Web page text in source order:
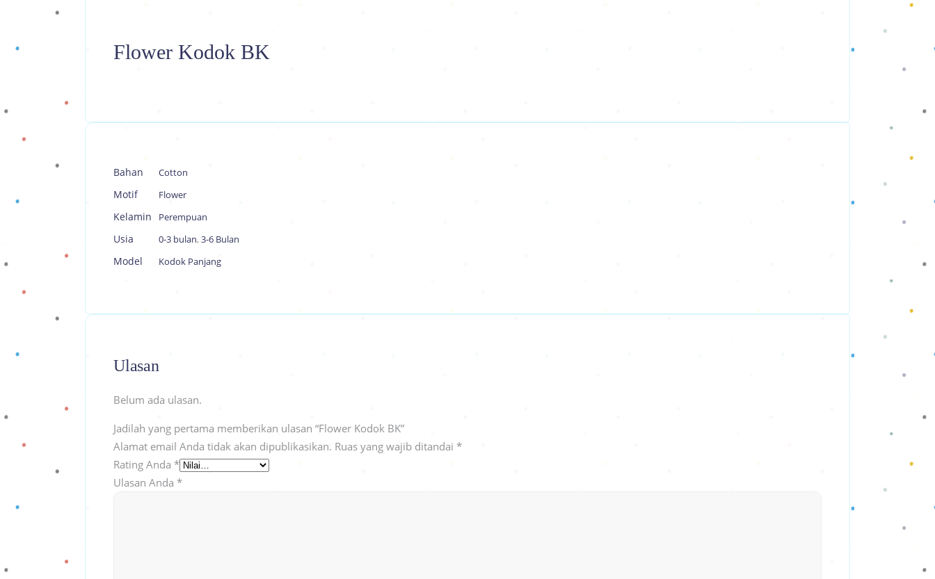
Flower Kodok BK
Bahan Cotton
Motif Flower
Kelamin Perempuan
Usia 0-3 bulan, 3-6 Bulan
Model Kodok Panjang
Ulasan
Belum ada ulasan.
Jadilah yang pertama memberikan ulasan “Flower Kodok BK”
Alamat email Anda tidak akan dipublikasikan. Ruas yang wajib ditandai *
Rating Anda *
Ulasan Anda *